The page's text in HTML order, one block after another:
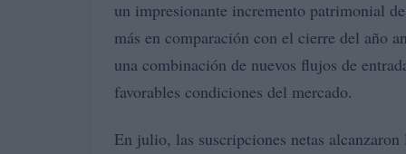
un impresionante incremento patrimonial de
más en comparación con el cierre del año
una combinación de nuevos flujos de
favorables condiciones del mercado.
En julio, las suscripciones netas alcanzaron